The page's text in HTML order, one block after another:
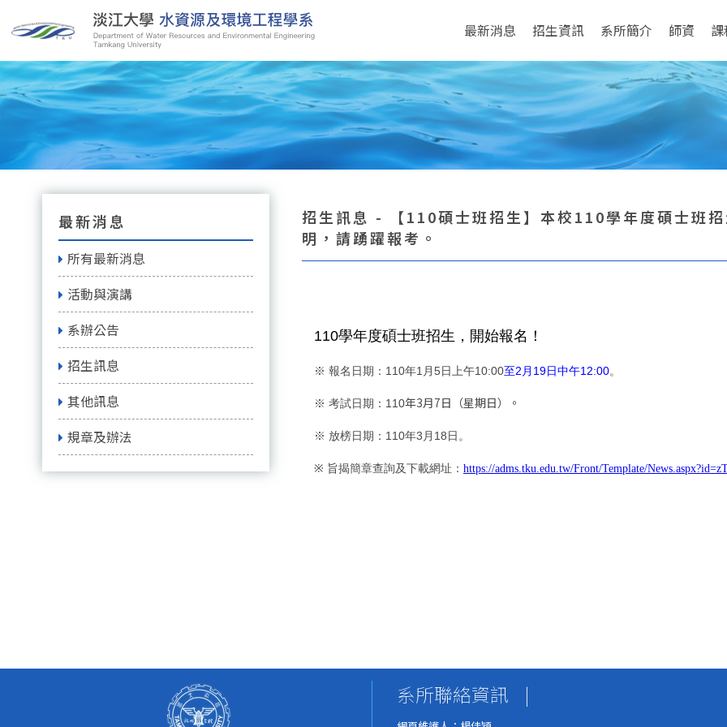
最新消息 招生資訊 系所簡介 師資
最新消息
所有最新消息
活動與演講
系辦公告
招生訊息
其他訊息
規章及辦法
招生訊息 - 【110碩士班招生】本校110學年度碩士班
明，請踴躍報考。
110學年度碩士班招生，開始報名！
※ 報名日期： 110年1月5日上午10:00至2月 19日中午12:00。
※ 考試日期： 110年3月7日（星期日）。
※ 放榜日期 ： 110年3月 18日。
※ 旨揭簡章查詢及下載網址： https://adms.tku.edu.tw/Front/Template/
系所聯絡資訊 |